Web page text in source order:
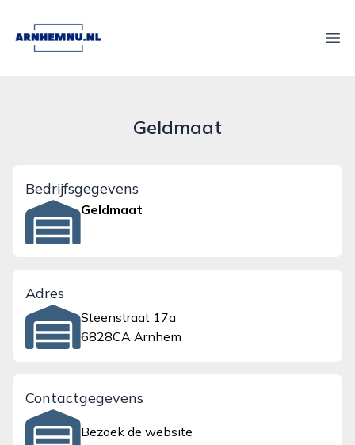
arnhemnu.nl
Geldmaat
Bedrijfsgegevens
Geldmaat
Adres
Steenstraat 17a
6828CA Arnhem
Contactgegevens
Bezoek de website